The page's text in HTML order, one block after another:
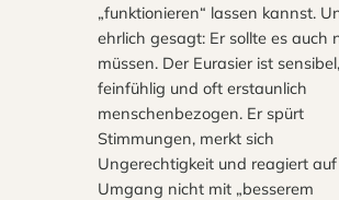
„funktionieren“ lassen kannst.
ehrlich gesagt: Er sollte es auch
müssen. Der Eurasier ist sensibel,
feinfühlig und oft erstaunlich
menschenbezogen. Er spürt
Stimmungen, merkt sich
Ungerechtigkeit und reagiert
Umgang nicht mit „besserem